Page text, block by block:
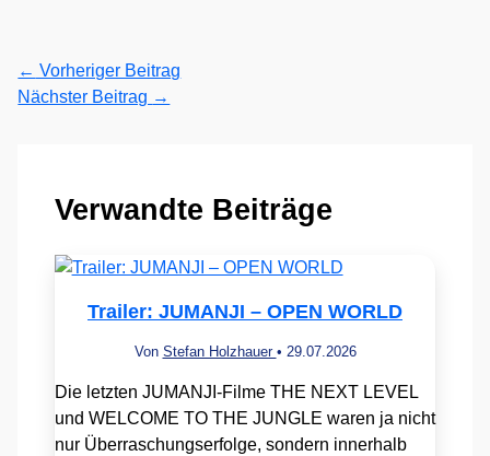
← Vorheriger Beitrag
Nächster Beitrag →
Verwandte Beiträge
Trailer: JUMANJI – OPEN WORLD
Von Stefan Holzhauer • 29.07.2026
Die letzten JUMANJI-Filme THE NEXT LEVEL
und WELCOME TO THE JUNGLE waren ja nicht
nur Überraschungserfolge, sondern innerhalb